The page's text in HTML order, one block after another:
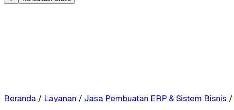
Beranda / Layanan / Jasa Pembuatan ERP & Sistem Bisnis /